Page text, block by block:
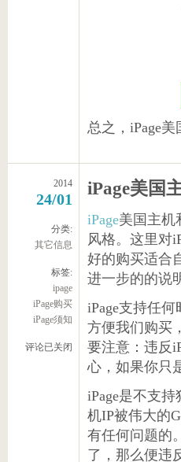
总之，iPage
2014
24/01
分类:
其它信息
标签:
ipage
iPage购买
iPage须知
评论已关闭
iPage美国
iPage美国主机
风格。这里对
好的购买适合
进一步的的说
iPage支持任
方便我们购买
要注意：违反
心，如果你只
iPage是不支
机IP被伟大的
有任何问题的
了，那么便违